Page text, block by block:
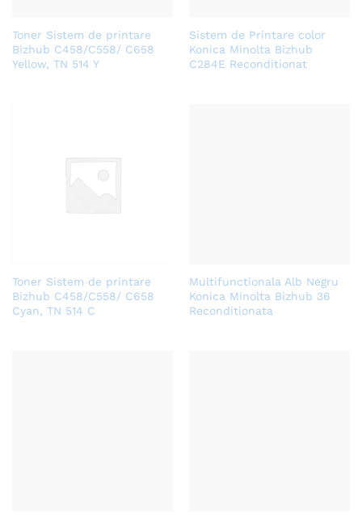
Toner Sistem de printare
Bizhub C458/C558/ C658
Yellow, TN 514 Y
Sistem de Printare color
Konica Minolta Bizhub
C284E Reconditionat
Toner Sistem de printare
Bizhub C458/C558/ C658
Cyan, TN 514 C
Multifunctionala Alb Negru
Konica Minolta Bizhub 36
Reconditionata